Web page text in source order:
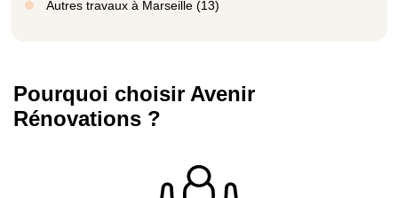
Autres travaux à Marseille (13)
Pourquoi choisir Avenir
Rénovations ?